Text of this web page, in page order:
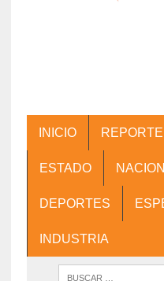
INICIO
ESTADO
DEPORTES
INDUSTRIA